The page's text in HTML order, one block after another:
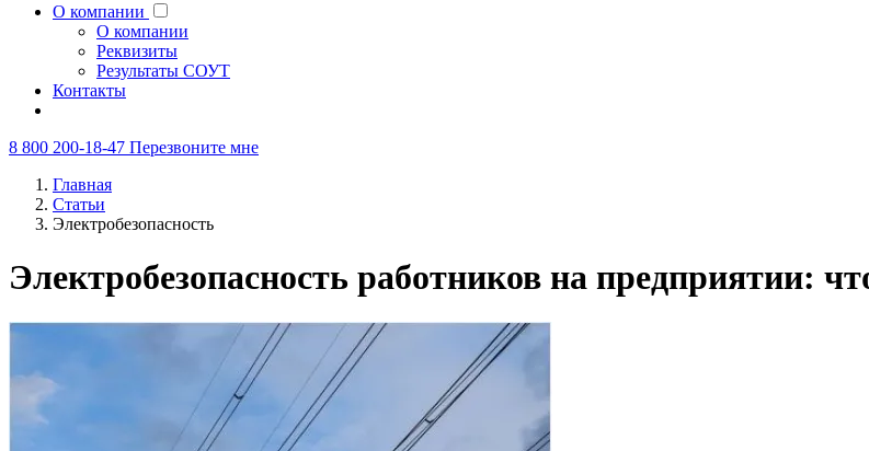
О компании
О компании
Реквизиты
Результаты СОУТ
Контакты
8 800 200-18-47 Перезвоните мне
Главная
Статьи
Электробезопасность
Электробезопасность работников на предприятии: